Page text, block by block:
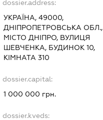
dossier.address:
УКРАЇНА, 49000,
ДНІПРОПЕТРОВСЬКА ОБЛ.,
МІСТО ДНІПРО, ВУЛИЦЯ
ШЕВЧЕНКА, БУДИНОК 10,
КІМНАТА 310
dossier.capital:
1 000 000 грн.
dossier.kveds: